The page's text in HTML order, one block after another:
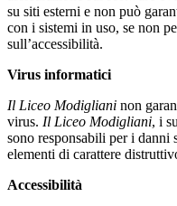
su siti esterni e non può
con i sistemi in uso, se non
sull’accessibilità.
Virus informatici
Il Liceo Modigliani non
virus. Il Liceo Modigliani, i
sono responsabili per i danni
elementi di carattere
Accessibilità